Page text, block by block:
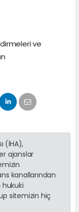
ve
(İHA),
ajanslar
kanallarından
sitemizin hiç